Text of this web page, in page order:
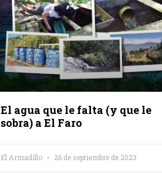
El agua que le falta (y que le
sobra) a El Faro
El Armadillo 26 de septiembre de 2023